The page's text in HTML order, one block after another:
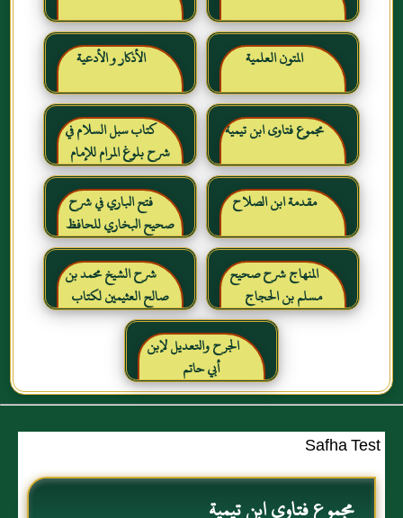
المتون العلمية الأذكار و الأدعية
مجموع فتاوى ابن تيمية
كتاب سبل السلام في
شرح بلوغ المرام للإمام
الصنعاني رحمه الله
مقدمة ابن الصلاح
فتح الباري في شرح
صحيح البخاري للحافظ
ابن حجر العسقلاني
المنهاج شرح صحيح
مسلم بن الحجاج
شرح الشيخ محمد بن
صالح العثيمين لكتاب
رياض الصالحين للإمام
النووي رحمهم الله تعالىالجرح والتعديل لإبن
أبي حاتم
Safha Test
مجموع فتاوى ابن تيمية